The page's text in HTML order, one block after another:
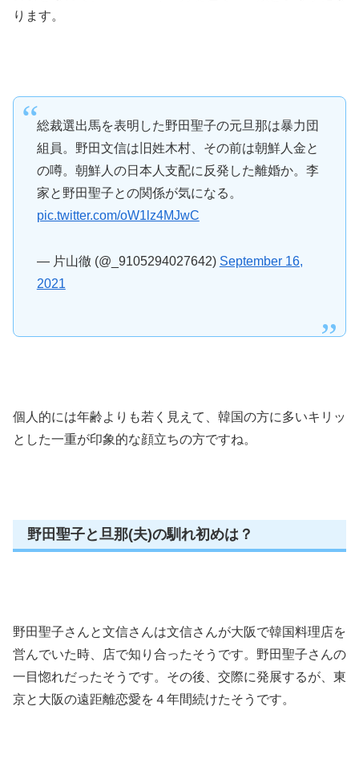
ります。
総裁選出馬を表明した野田聖子の元旦那は暴力団
組員。野田文信は旧姓木村、その前は朝鮮人金と
の噂。朝鮮人の日本人支配に反発した離婚か。李
家と野田聖子との関係が気になる。
pic.twitter.com/oW1lz4MJwC
— 片山徹 (@_9105294027642) September 16,
2021
個人的には年齢よりも若く見えて、韓国の方に多いキリッ
とした一重が印象的な顔立ちの方ですね。
野田聖子と旦那(夫)の馴れ初めは？
野田聖子さんと文信さんは文信さんが大阪で韓国料理店を
営んでいた時、店で知り合ったそうです。野田聖子さんの
一目惚れだったそうです。その後、交際に発展するが、東
京と大阪の遠距離恋愛を４年間続けたそうです。